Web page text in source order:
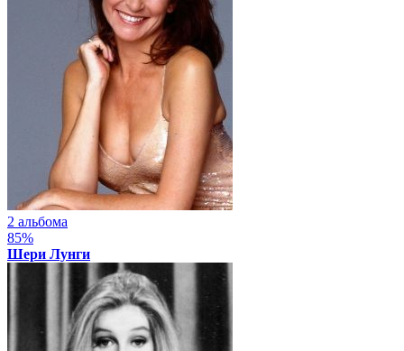
2 альбома
85%
Шери Лунги